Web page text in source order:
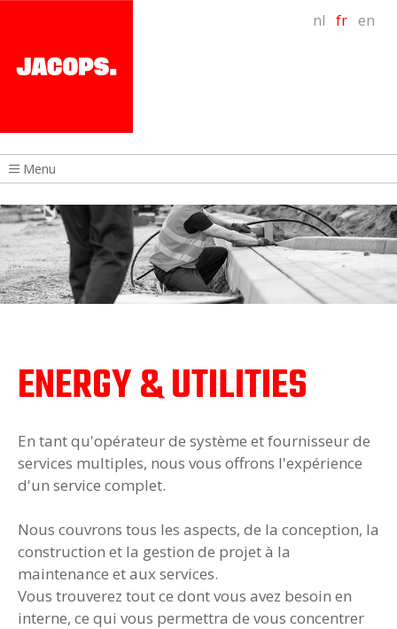
nl fr en
Menu
ENERGY & UTILITIES
En tant qu'opérateur de système et fournisseur de
services multiples, nous vous offrons l'expérience
d'un service complet.
Nous couvrons tous les aspects, de la conception, la
construction et la gestion de projet à la
maintenance et aux services.
Vous trouverez tout ce dont vous avez besoin en
interne, ce qui vous permettra de vous concentrer